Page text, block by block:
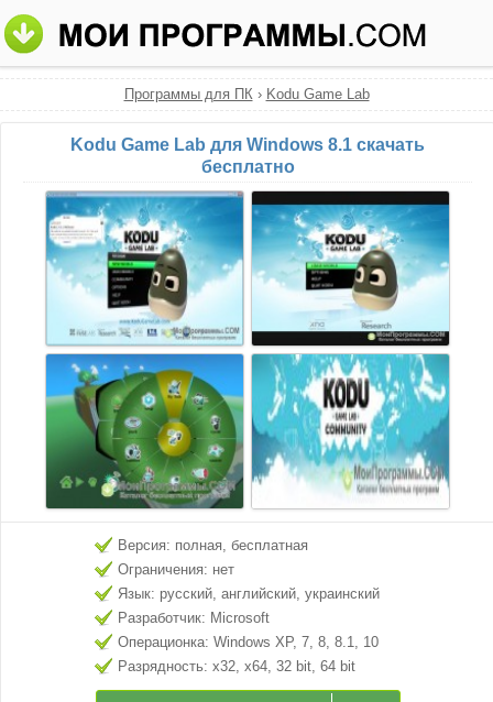
Программы для ПК› Kodu Game Lab
Kodu Game Lab для Windows 8.1 скачать
бесплатно
Версия: полная, бесплатная
Ограничения: нет
Язык: русский, английский, украинский
Разработчик: Microsoft
Операционка: Windows XP, 7, 8, 8.1, 10
Разрядность: x32, x64, 32 bit, 64 bit